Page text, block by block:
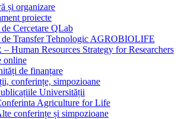
și organizare
proiecte
Cercetare QLab
de Transfer Tehnologic AGROBIOLIFE
– Human Resources Strategy for Researchers
online
de finanțare
conferințe, simpozioane
Universității
Agriculture for Life
conferințe și simpozioane